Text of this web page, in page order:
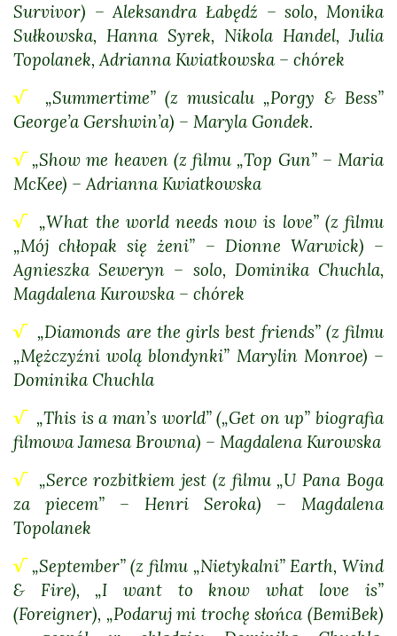
Survivor) – Aleksandra Łabędź – solo, Monika
Sułkowska, Hanna Syrek, Nikola Handel, Julia
Topolanek, Adrianna Kwiatkowska – chórek
√
„Summertime” (z musicalu „Porgy & Bess”
George’a Gershwin’a) – Maryla Gondek.
√ „Show me heaven (z filmu „Top Gun” – Maria
McKee) – Adrianna Kwiatkowska
√
„What the world needs now is love” (z filmu
„Mój chłopak się żeni” – Dionne Warwick) –
Agnieszka Seweryn – solo, Dominika Chuchla,
Magdalena Kurowska – chórek
√ „Diamonds are the girls best friends” (z filmu
„Mężczyźni wolą blondynki” Marylin Monroe) –
Dominika Chuchla
√ „This is a man’s world” („Get on up” biografia
filmowa Jamesa Browna) – Magdalena Kurowska
√
„Serce rozbitkiem jest (z filmu „U Pana Boga
za piecem” – Henri Seroka) – Magdalena
Topolanek
√ „September” (z filmu „Nietykalni” Earth, Wind
& Fire), „I want to know what love is”
(Foreigner), „Podaruj mi trochę słońca (BemiBek)